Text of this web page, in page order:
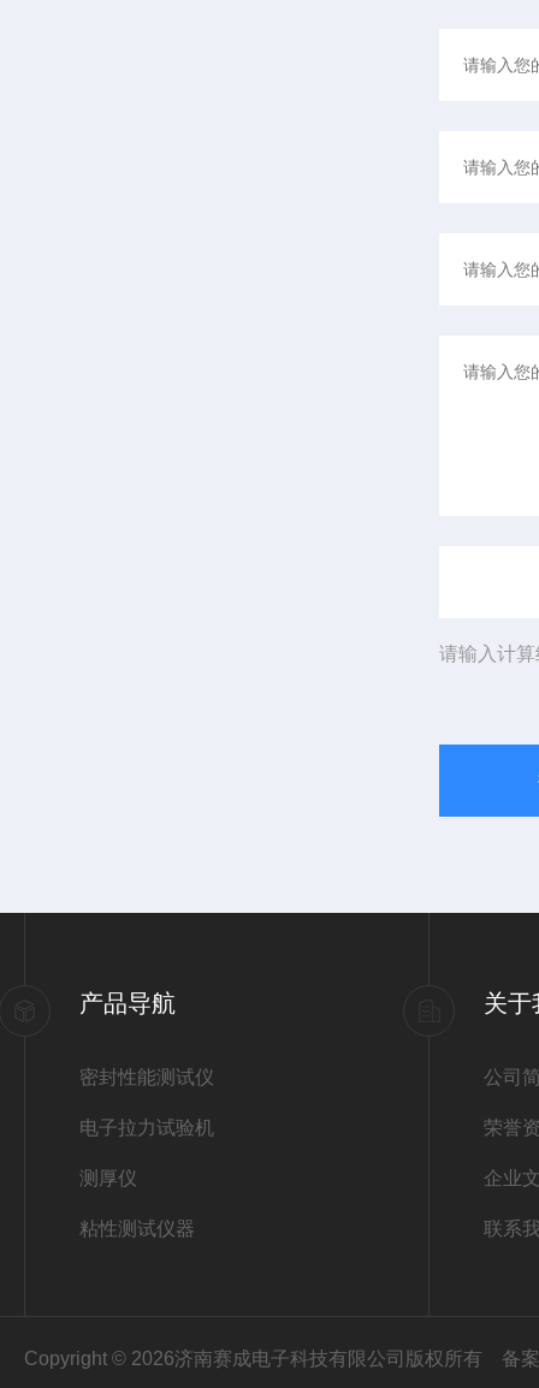
请输入计
产品导航
密封性能测试仪
电子拉力试验机
测厚仪
粘性测试仪器
关于
公司
荣誉
企业
联系
Copyright © 2026济南赛成电子科技有限公司版权所有 备